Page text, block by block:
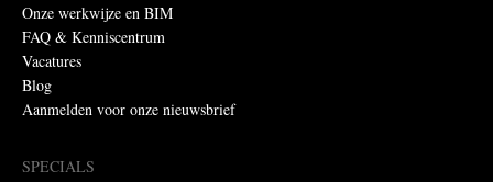
Onze werkwijze en BIM
FAQ & Kenniscentrum
Vacatures
Blog
Aanmelden voor onze nieuwsbrief
SPECIALS